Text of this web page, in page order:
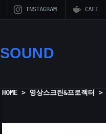
INSTAGRAM CAFE
SOUND
HOME > 영상스크린&프로젝터 >